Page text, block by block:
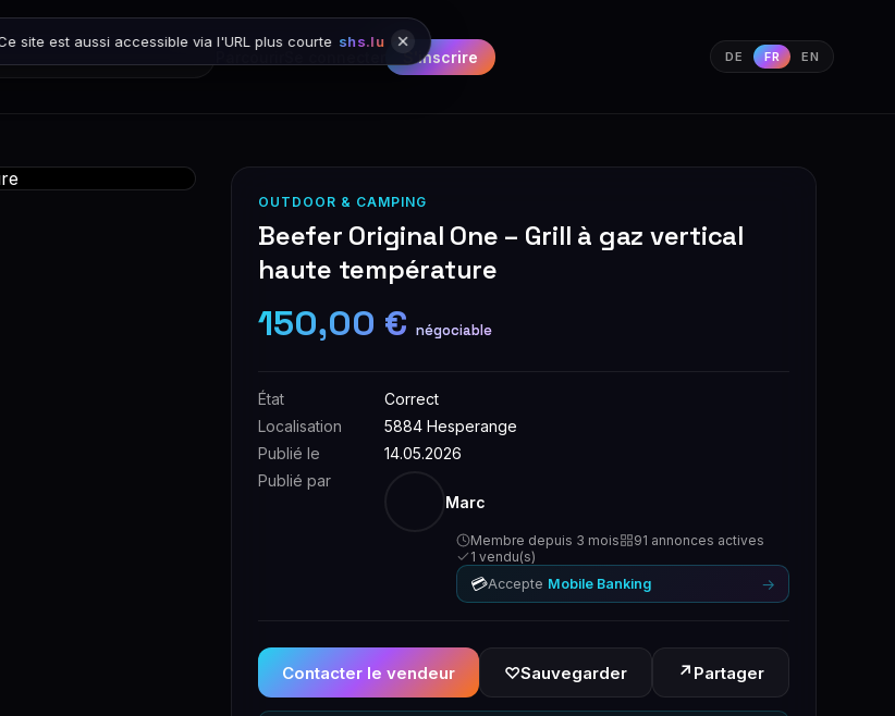
S'inscrire DE FR EN
site est aussi accessible via l'URL plus courte shs.lu
OUTDOOR & CAMPING
Beefer Original One – Grill à gaz vertical
haute température
150,00 € négociable
État
Correct
Localisation
5884 Hesperange
Publié le
14.05.2026
Publié par
Marc
Membre depuis 3 mois
91 annonces actives
1 vendu(s)
💳Accepte Mobile Banking →
Contacter le vendeur ♡Sauvegarder ↗ Partager